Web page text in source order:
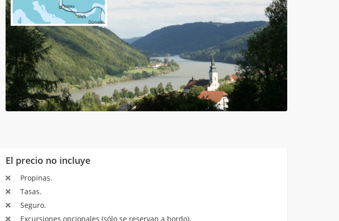
El precio no incluye
Propinas.
Tasas.
Seguro.
Excursiones opcionales (sólo se reservan a bordo).